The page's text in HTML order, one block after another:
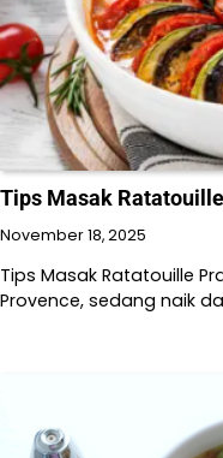
Tips Masak
November 18, 2025
Tips Masak Ratatouille
Provence, sedang naik